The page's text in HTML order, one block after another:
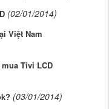
(02/01/2014)
Việt Nam
Tivi LCD
(03/01/2014)